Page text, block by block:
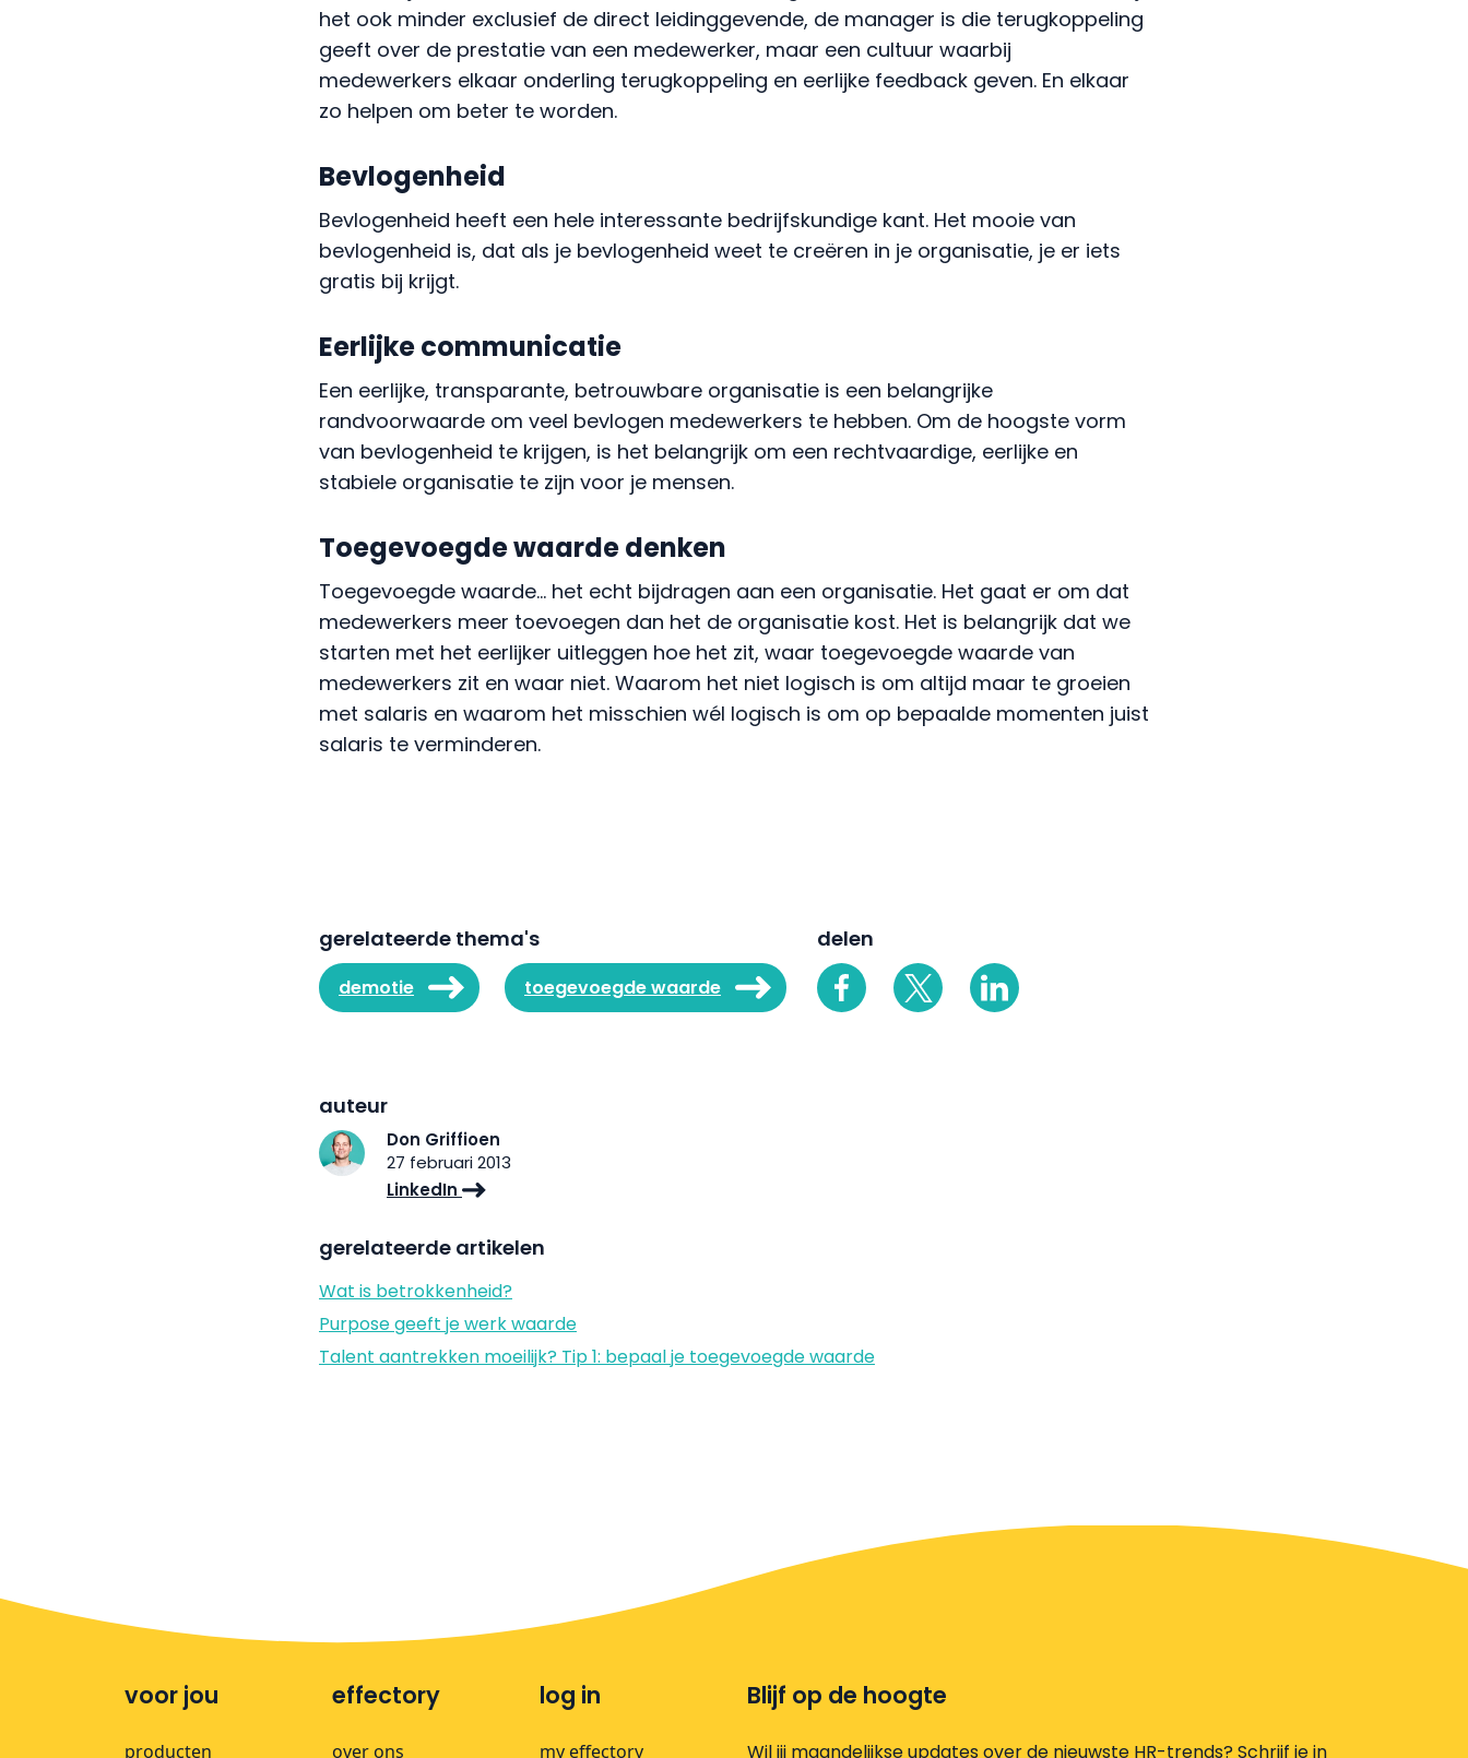
het ook minder exclusief de direct leidinggevende, de manager is die terugkoppeling
geeft over de prestatie van een medewerker, maar een cultuur waarbij
medewerkers elkaar onderling terugkoppeling en eerlijke feedback geven. En elkaar
zo helpen om beter te worden.
Bevlogenheid
Bevlogenheid heeft een hele interessante bedrijfskundige kant. Het mooie van
bevlogenheid is, dat als je bevlogenheid weet te creëren in je organisatie, je er iets
gratis bij krijgt.
Eerlijke communicatie
Een eerlijke, transparante, betrouwbare organisatie is een belangrijke
randvoorwaarde om veel bevlogen medewerkers te hebben. Om de hoogste vorm
van bevlogenheid te krijgen, is het belangrijk om een rechtvaardige, eerlijke en
stabiele organisatie te zijn voor je mensen.
Toegevoegde waarde denken
Toegevoegde waarde… het echt bijdragen aan een organisatie. Het gaat er om dat
medewerkers meer toevoegen dan het de organisatie kost. Het is belangrijk dat we
starten met het eerlijker uitleggen hoe het zit, waar toegevoegde waarde van
medewerkers zit en waar niet. Waarom het niet logisch is om altijd maar te groeien
met salaris en waarom het misschien wél logisch is om op bepaalde momenten juist
salaris te verminderen.
gerelateerde thema's
demotie toegevoegde waarde
delen
auteur
Don Griffioen
27 februari 2013
LinkedIn
gerelateerde artikelen
Wat is betrokkenheid?
Purpose geeft je werk waarde
Talent aantrekken moeilijk? Tip 1: bepaal je toegevoegde waarde
voor jou
producten
effectory
over ons
log in
my effectory
Blijf op de hoogte
Wil jij maandelijkse updates over de nieuwste HR-trends? Schrijf je in